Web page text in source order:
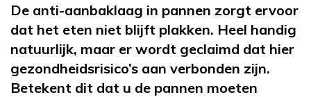
De anti-aanbaklaag in pannen zorgt ervoor
dat het eten niet blijft plakken. Heel handig
natuurlijk, maar er wordt geclaimd dat hier
gezondheidsrisico’s aan verbonden zijn.
Betekent dit dat u de pannen moeten